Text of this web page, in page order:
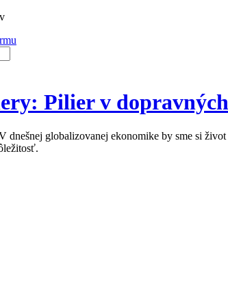
Pilier v
dnešnej globalizovanej ekonomike by sme si